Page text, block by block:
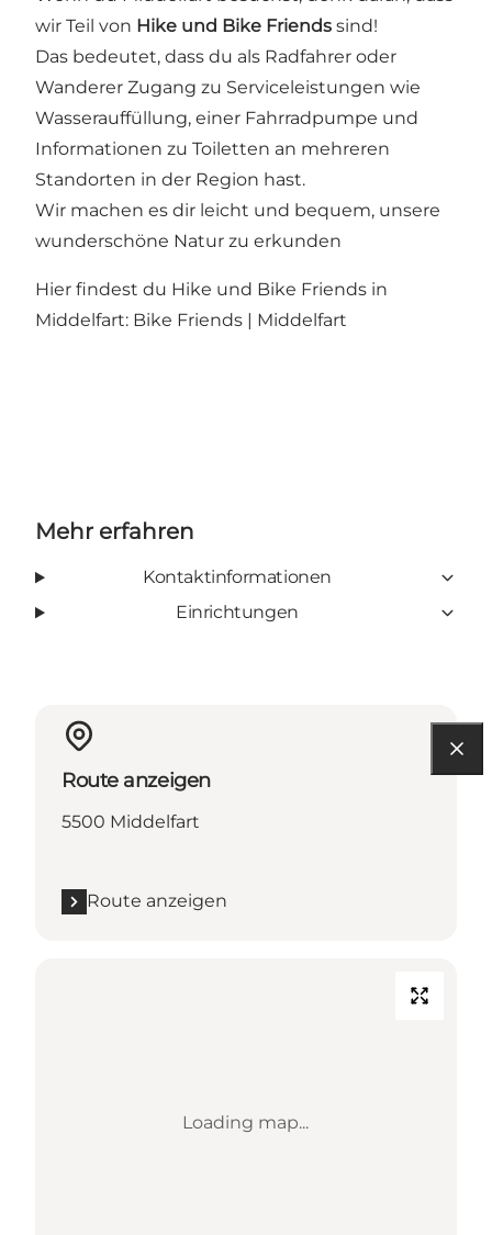
wir Teil von Hike und Bike Friends sind!
Das bedeutet, dass du als Radfahrer oder
Wanderer Zugang zu Serviceleistungen wie
Wasserauffüllung, einer Fahrradpumpe und
Informationen zu Toiletten an mehreren
Standorten in der Region hast.
Wir machen es dir leicht und bequem, unsere
wunderschöne Natur zu erkunden
Hier findest du Hike und Bike Friends in
Middelfart: Bike Friends | Middelfart
Mehr erfahren
Kontaktinformationen
Einrichtungen
Route anzeigen
5500 Middelfart
Route anzeigen
Loading map...